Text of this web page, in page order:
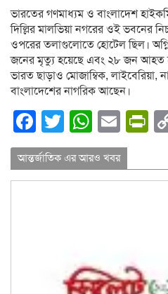
ভারতের গণমাধ্যম ও বাংলাদেশ
দিল্লির মালভিয়া নগরের ওই ভবনের
ওপরের তলাগুলোতে হোটেল ছিল।
জনের মৃত্যু হয়েছে এবং ২৮ জন আহত
ভারত ছাড়াও মোজাম্বিক, লাইবেরিয়া,
বাংলাদেশের নাগরিক আছেন।
Facebook
Twitter
আন্তর্জাতিক এর আরও খবর